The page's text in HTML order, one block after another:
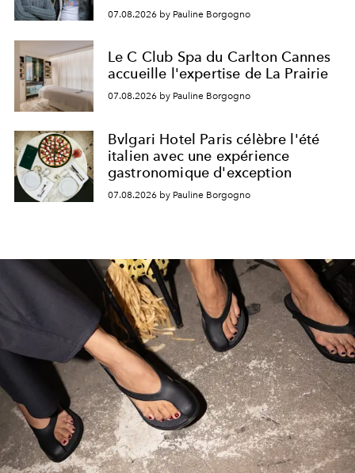
07.08.2026 by Pauline Borgogno
Le C Club Spa du Carlton Cannes
accueille l'expertise de La Prairie
07.08.2026 by Pauline Borgogno
Bvlgari Hotel Paris célèbre l'été
italien avec une expérience
gastronomique d'exception
07.08.2026 by Pauline Borgogno